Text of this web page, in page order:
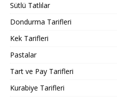
Sütlü Tatlılar
Dondurma Tarifleri
Kek Tarifleri
Pastalar
Tart ve Pay Tarifleri
Kurabiye Tarifleri